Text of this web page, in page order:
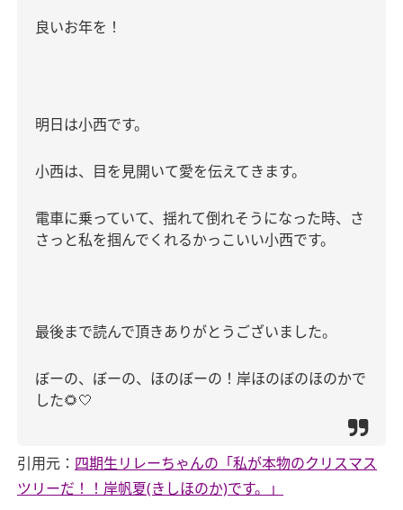
良いお年を！
明日は小西です。
小西は、目を見開いて愛を伝えてきます。
電車に乗っていて、揺れて倒れそうになった時、さ
さっと私を掴んでくれるかっこいい小西です。
最後まで読んで頂きありがとうございました。
ぼーの、ぼーの、ほのぼーの！岸ほのぼのほのかで
した🌻🤍
引用元： 四期生リレーちゃんの「私が本物のクリスマス
ツリーだ！！岸帆夏(きしほのか)です。」